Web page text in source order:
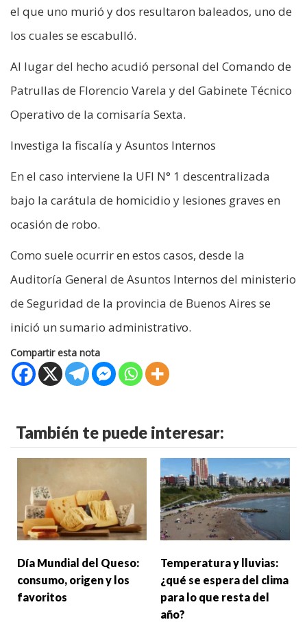
el que uno murió y dos resultaron baleados, uno de
los cuales se escabulló.
Al lugar del hecho acudió personal del Comando de
Patrullas de Florencio Varela y del Gabinete Técnico
Operativo de la comisaría Sexta.
Investiga la fiscalía y Asuntos Internos
En el caso interviene la UFI N° 1 descentralizada
bajo la carátula de homicidio y lesiones graves en
ocasión de robo.
Como suele ocurrir en estos casos, desde la
Auditoría General de Asuntos Internos del ministerio
de Seguridad de la provincia de Buenos Aires se
inició un sumario administrativo.
Compartir esta nota
También te puede interesar:
Día Mundial del Queso:
consumo, origen y los
favoritos
Temperatura y lluvias:
¿qué se espera del clima
para lo que resta del
año?